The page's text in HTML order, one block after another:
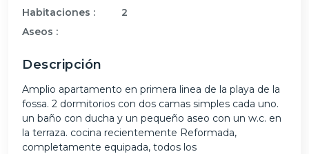
Habitaciones :
2
Aseos :
Descripción
Amplio apartamento en primera linea de la playa de la
fossa. 2 dormitorios con dos camas simples cada uno.
un baño con ducha y un pequeño aseo con un w.c. en
la terraza. cocina recientemente Reformada,
completamente equipada, todos los